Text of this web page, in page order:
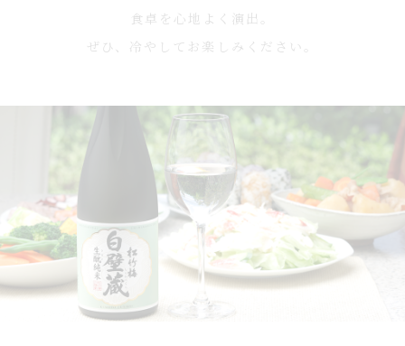
食卓を心地よく演出。
ぜひ、冷やしてお楽しみください。